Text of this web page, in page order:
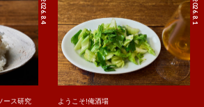
2026.8.4
ース研究
2026.8.1
ようこそ!俺酒場